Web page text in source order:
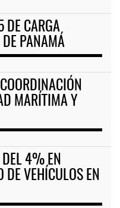
DE CARGA
PANAMÁ
MARÍTIMA Y
DEL 4% EN
DE VEHÍCULOS EN